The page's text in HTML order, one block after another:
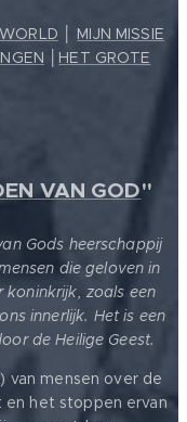
MIJN MISSIE
HET GROTE
VAN GOD"
Gods heerschappij
die geloven in
koninkrijk, zoals een
innerlijk. Het is een
de Heilige Geest.
van mensen over de
het stoppen ervan